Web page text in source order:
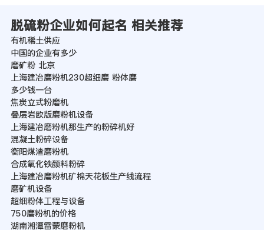
脱硫粉企业如何起名 相关推荐
有机稀土供应
中国的企业有多少
磨矿粉 北京
上海建冶磨粉机230超细磨 粉体磨
多少钱一台
焦炭立式粉磨机
叠层岩欧版磨粉机设备
上海建冶磨粉机那生产的粉碎机好
混凝土粉碎设备
衡阳煤渣磨粉机
合成氧化铁颜料粉碎
上海建冶磨粉机矿棉天花板生产线流程
磨矿机设备
超细粉体工程与设备
750磨粉机的价格
湖南湘潭雷蒙磨粉机